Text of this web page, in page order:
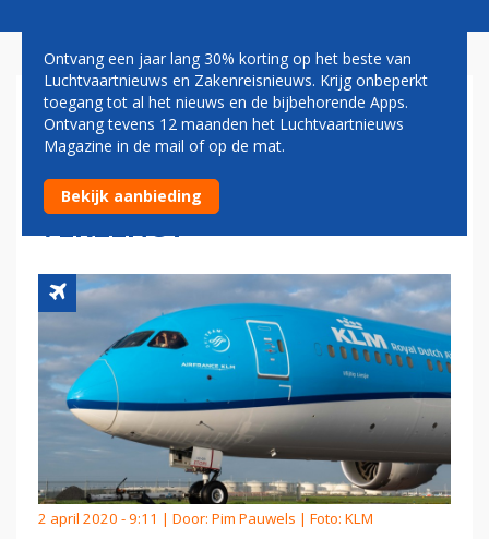
KABINET: SLECHT SIGNAAL
DAT KLM TIJDELIJKE
CONTRACTEN NIET
VERLENGT
2 april 2020 - 9:11 | Door: Pim Pauwels | Foto: KLM
Ontvang een jaar lang 30% korting op het beste van
Luchtvaartnieuws en Zakenreisnieuws. Krijg onbeperkt
toegang tot al het nieuws en de bijbehorende Apps.
Ontvang tevens 12 maanden het Luchtvaartnieuws
Magazine in de mail of op de mat.
Bekijk aanbieding